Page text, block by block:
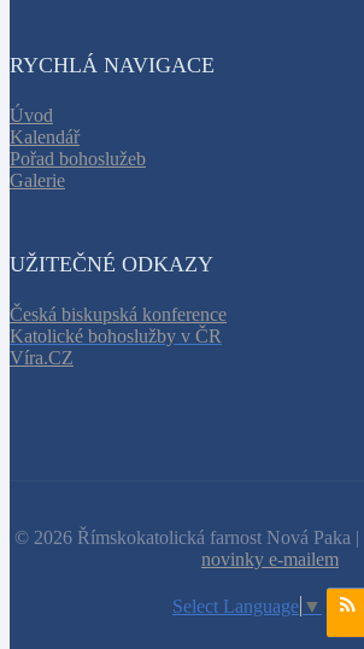
RYCHLÁ NAVIGACE
Úvod
Kalendář
Pořad bohoslužeb
Galerie
UŽITEČNÉ ODKAZY
Česká biskupská konference
Katolické bohoslužby v ČR
Víra.CZ
© 2026 Římskokatolická farnost Nová Paka |
novinky e-mailem
Select Language ▼